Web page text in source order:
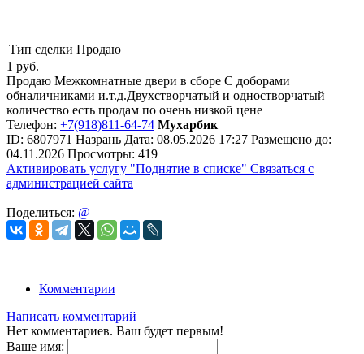
Тип сделки Продаю
1 руб.
Продаю Межкомнатные двери в сборе С доборами
обналичниками и.т.д.Двухстворчатый и одностворчатый
количество есть продам по очень низкой цене
Телефон: +7(918)811-64-74 Мухарбик
ID: 6807971 Назрань Дата: 08.05.2026 17:27 Размещено до:
04.11.2026 Просмотры: 419
Активировать услугу "Поднятие в списке" Связаться с
администрацией сайта
Поделиться: @
Комментарии
Написать комментарий
Нет комментариев. Ваш будет первым!
Ваше имя: